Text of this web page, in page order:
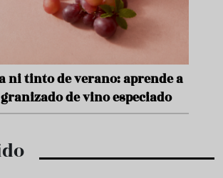
ni tinto de verano: aprende a
de vino especiado